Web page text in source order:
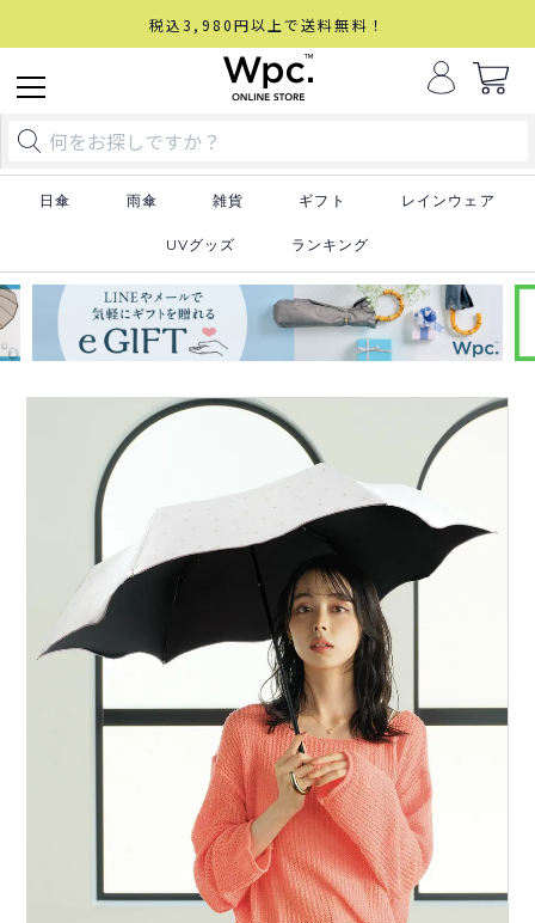
税込3,980円以上で送料無料！
日傘 雨傘 雑貨 ギフト レインウェア
UVグッズ ランキング